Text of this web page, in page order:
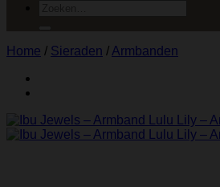
Home / Sieraden / Armbanden